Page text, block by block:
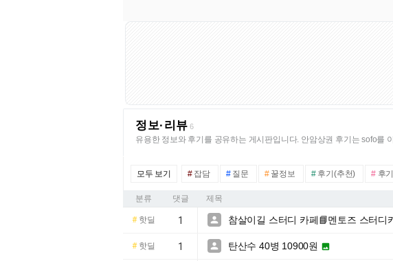
정보·리뷰 6
유용한 정보와 후기를 공유하는 게시판입니다. 안암상권 후기는 sofo를
모두 보기 #잡담 #질문 #꿀정보 #후기(추천) #후
분류 댓글 제목
#핫딜 1  참살이길 스터디 카페📘멘토즈 스터
#핫딜 1  탄산수 40병 10900원 